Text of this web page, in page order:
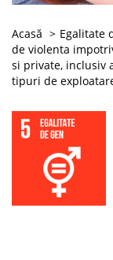
Acasă Egalitate
de violenta
si private, inclusiv
tipuri de